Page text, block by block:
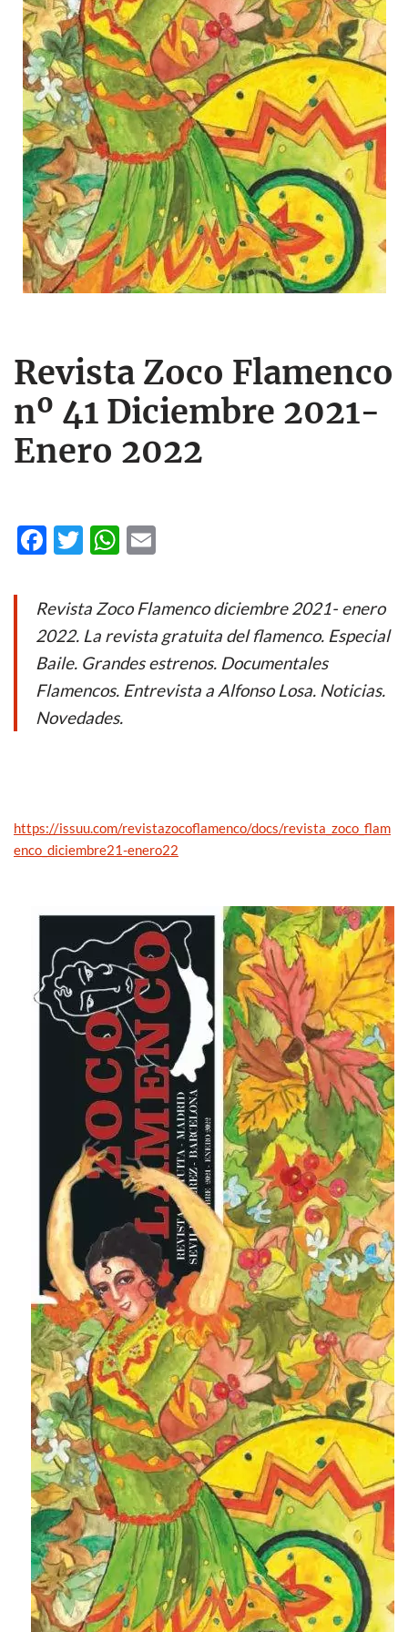
Revista Zoco Flamenco
nº 41 Diciembre 2021-
Enero 2022
F
e
b
o
o
k
T
itt
er
W
at
s
A
p
p
ail
Revista Zoco Flamenco diciembre 2021- enero
2022. La revista gratuita del flamenco. Especial
Baile. Grandes estrenos. Documentales
Flamencos. Entrevista a Alfonso Losa. Noticias.
Novedades.
https://issuu.com/revistazocoflamenco/docs/revista_zoco_flam
enco_diciembre21-enero22